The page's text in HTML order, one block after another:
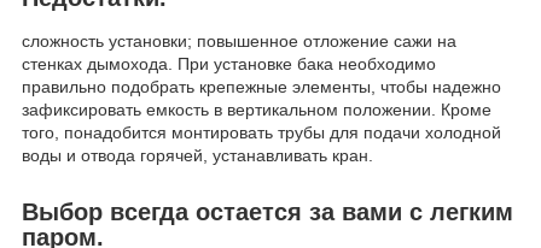
сложность установки; повышенное отложение сажи на
стенках дымохода. При установке бака необходимо
правильно подобрать крепежные элементы, чтобы надежно
зафиксировать емкость в вертикальном положении. Кроме
того, понадобится монтировать трубы для подачи холодной
воды и отвода горячей, устанавливать кран.
Выбор всегда остается за вами с легким
паром.